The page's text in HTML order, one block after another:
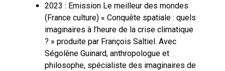
2023 : Emission Le meilleur des mondes
(France culture) « Conquête spatiale : quels
imaginaires à l’heure de la crise climatique
? » produite par François Saltiel. Avec
Ségolène Guinard, anthropologue et
philosophe, spécialiste des imaginaires de